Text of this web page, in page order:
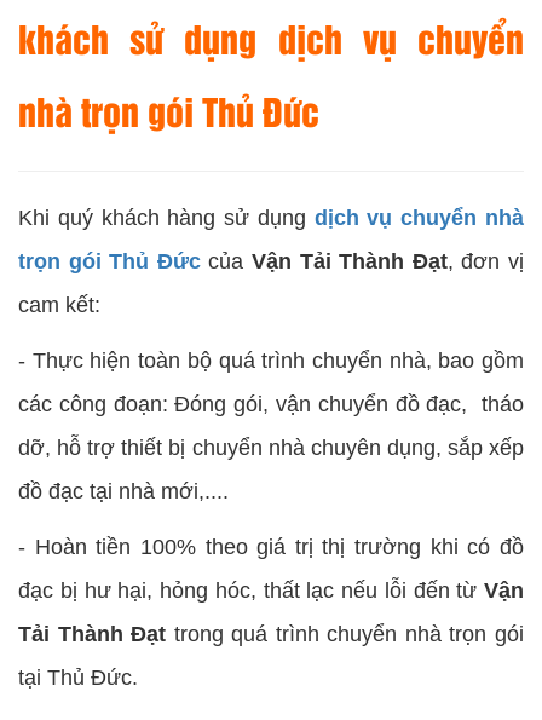
khách sử dụng dịch vụ chuyển
nhà trọn gói Thủ Đức
Khi quý khách hàng sử dụng dịch vụ chuyển nhà
trọn gói Thủ ĐứccủaVận Tải Thành Đạt, đơn vị
cam kết:
- Thực hiện toàn bộ quá trình chuyển nhà, bao gồm
các công đoạn: Đóng gói, vận chuyển đồ đạc, tháo
dỡ, hỗ trợ thiết bị chuyển nhà chuyên dụng, sắp xếp
đồ đạc tại nhà mới,....
- Hoàn tiền 100% theo giá trị thị trường khi có đồ
đạc bị hư hại, hỏng hóc, thất lạc nếu lỗi đến từ Vận
Tải Thành Đạt trong quá trình chuyển nhà trọn gói
tại Thủ Đức.